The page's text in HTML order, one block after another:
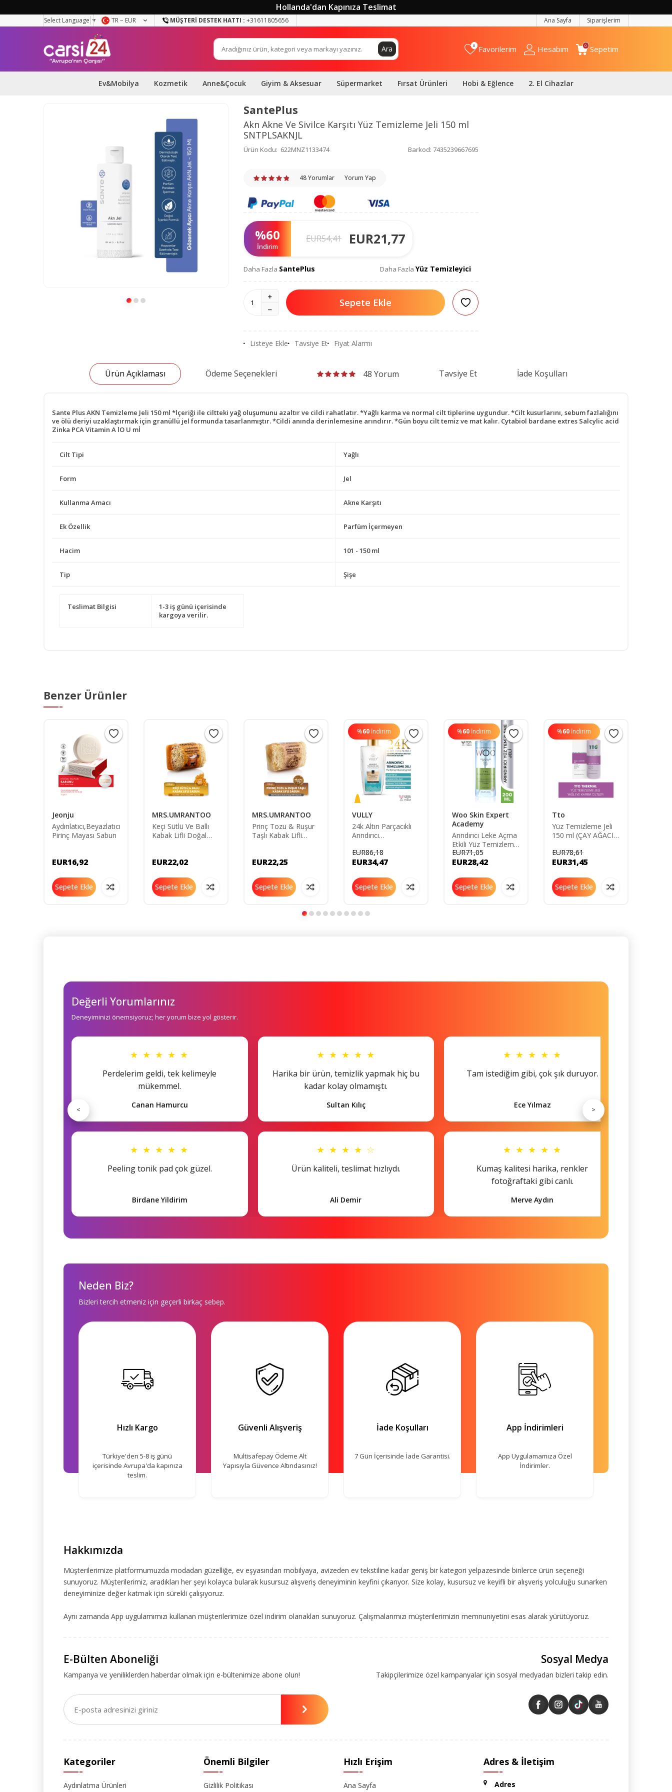
Hollanda'dan Kapınıza Teslimat
Select Language ▼ TR − EUR MÜŞTERI DESTEK HATTI : +31611805656 Ana Sayfa Siparişlerim
Ara 0 Favorilerim Hesabım 0 Sepetim
Ev&Mobilya Kozmetik Anne&Çocuk Giyim & Aksesuar Süpermarket Fırsat Ürünleri Hobi & Eğlence 2. El Cihazlar
SantePlus
Akn Akne Ve Sivilce Karşıtı Yüz Temizleme Jeli 150 ml
SNTPLSAKNJL
Ürün Kodu: 622MNZ1133474 Barkod: 7435239667695
48 Yorumlar Yorum Yap
%60
İndirim
EUR54,41 EUR21,77
Daha Fazla SantePlus Daha Fazla Yüz Temizleyici
Sepete Ekle
Listeye Ekle Tavsiye Et Fiyat Alarmı
Ürün Açıklaması Ödeme Seçenekleri 48 Yorum Tavsiye Et İade Koşulları
Sante Plus AKN Temizleme Jeli 150 ml *lçeriği ile ciltteki yağ oluşumunu azaltır ve cildi rahatlatır. *Yağlı karma ve normal cilt tiplerine uygundur. *Cilt kusurlarını, sebum fazlalığını
ve ölü deriyi uzaklaştırmak için granüllü jel formunda tasarlanmıştır. *Cildi anında derinlemesine arındırır. *Gün boyu cilt temiz ve mat kalır. Cytabiol bardane extres Salcylic acid
Zinka PCA Vitamin A lO U mİ
Cilt Tipi Yağlı
Form Jel
Kullanma Amacı Akne Karşıtı
Ek Özellik Parfüm İçermeyen
Hacim 101 - 150 ml
Tip Şişe
Teslimat Bilgisi
1-3 iş günü içerisinde
kargoya verilir.
Benzer Ürünler
Jeonju
Aydınlatıcı,Beyazlatıcı
Pirinç Mayası Sabun
EUR16,92
Sepete Ekle
MRS.UMRANTOO
Keçi Sütlü Ve Ballı
Kabak Lifli Doğal
EUR22,02
Sepete Ekle
MRS.UMRANTOO
Prinç Tozu & Ruşur
Taşlı Kabak Lifli
EUR22,25
Sepete Ekle
%60 İndirim
VULLY
24k Altın Parçacıklı
Arındırıcı
Gözenek Sıkılaştırıcı
Yüz Temizleme Jeli
Cleansing Gel
EUR86,18
EUR34,47
Sepete Ekle
%60 İndirim
Woo Skin Expert
Academy
Arındırıcı Leke Açma
Etkili Yüz Temizleme
Jeli 200ml Sıkılaştırıcı
Canlandırıcı (AHA
EUR71,05
EUR28,42
Sepete Ekle
%60 İndirim
Tto
Yüz Temizleme Jeli
150 ml (ÇAY AĞACI
OIL)
EUR78,61
EUR31,45
Sepete Ekle
Değerli Yorumlarınız
Deneyiminizi önemsiyoruz; her yorum bize yol gösterir.
★ ★ ★ ★ ★
Perdelerim geldi, tek kelimeyle
mükemmel.
Canan Hamurcu
★ ★ ★ ★ ★
Peeling tonik pad çok güzel.
Birdane Yildirim
★ ★ ★ ★ ★
Harika bir ürün, temizlik yapmak hiç bu
kadar kolay olmamıştı.
Sultan Kılıç
★ ★ ★ ★ ☆
Ürün kaliteli, teslimat hızlıydı.
Ali Demir
★ ★ ★ ★ ★
Tam istediğim gibi, çok şık duruyor.
Ece Yılmaz
★ ★ ★ ★ ★
Kumaş kalitesi harika, renkler
fotoğraftaki gibi canlı.
Merve Aydın
< >
Neden Biz?
Bizleri tercih etmeniz için geçerli birkaç sebep.
Hızlı Kargo
Türkiye'den 5-8 iş günü
içerisinde Avrupa'da kapınıza
teslim.
Güvenli Alışveriş
Multisafepay Ödeme Alt
Yapısıyla Güvence Altındasınız!
İade Koşulları
7 Gün İçerisinde İade Garantisi.
App İndirimleri
App Uygulamamıza Özel
İndirimler.
Hakkımızda
Müşterilerimize platformumuzda modadan güzelliğe, ev eşyasından mobilyaya, avizeden ev tekstiline kadar geniş bir kategori yelpazesinde binlerce ürün seçeneği
sunuyoruz. Müşterilerimiz, aradıkları her şeyi kolayca bularak kusursuz alışveriş deneyiminin keyfini çıkarıyor. Size kolay, kusursuz ve keyifli bir alışveriş yolculuğu sunarken
deneyiminize değer katmak için sürekli çalışıyoruz.
Aynı zamanda App uygulamımızı kullanan müşterilerimize özel indirim olanakları sunuyoruz. Çalışmalarımızı müşterilerimizin memnuniyetini esas alarak yürütüyoruz.
E-Bülten Aboneliği
Kampanya ve yeniliklerden haberdar olmak için e-bültenimize abone olun!
Sosyal Medya
Takipçilerimize özel kampanyalar için sosyal medyadan bizleri takip edin.
Kategoriler
Aydınlatma Ürünleri
Önemli Bilgiler
Gizlilik Politikası
Hızlı Erişim
Ana Sayfa
Adres & İletişim
Adres